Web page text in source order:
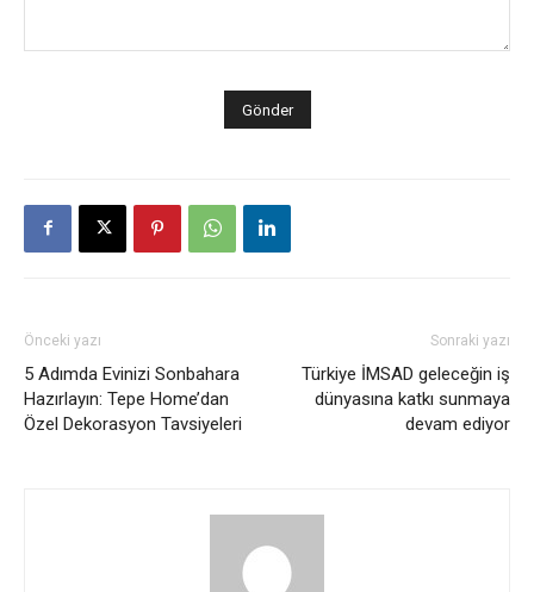
Önceki yazı
5 Adımda Evinizi Sonbahara
Hazırlayın: Tepe Home’dan
Özel Dekorasyon Tavsiyeleri
Sonraki yazı
Türkiye İMSAD geleceğin iş
dünyasına katkı sunmaya
devam ediyor